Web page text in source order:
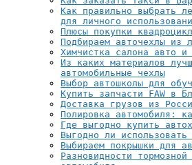
Как правильно выбрать
для личного
Плюсы покупки
Подбираем авточехлы из
Химчистка салона авто и
Из каких материалов
автомобильные чехлы
Выбор автошколы для
Купить запчасти FAW в
Доставка грузов из
Полировка автомобиля:
Где выгодно купить
Выгодно ли использовать
Выбираем покрышки для
Разновидности